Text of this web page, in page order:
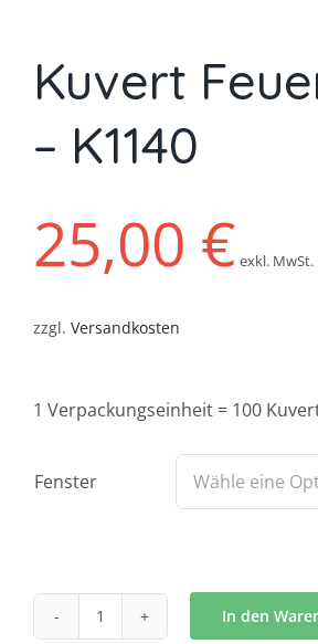
Kuvert
– K1140
25,00 € exkl. MwSt.
zzgl. Versandkosten
1 Verpackungseinheit = 100
Fenster
Kuvert
In den